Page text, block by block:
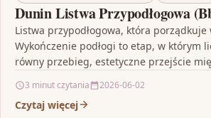
Dunin Listwa Przypodłogowa
Listwa przypodłogowa, która porządkuje
Wykończenie podłogi to etap, w którym
równy przebieg, estetyczne przejście
3 minut czytania 2026-06-02
Czytaj więcej